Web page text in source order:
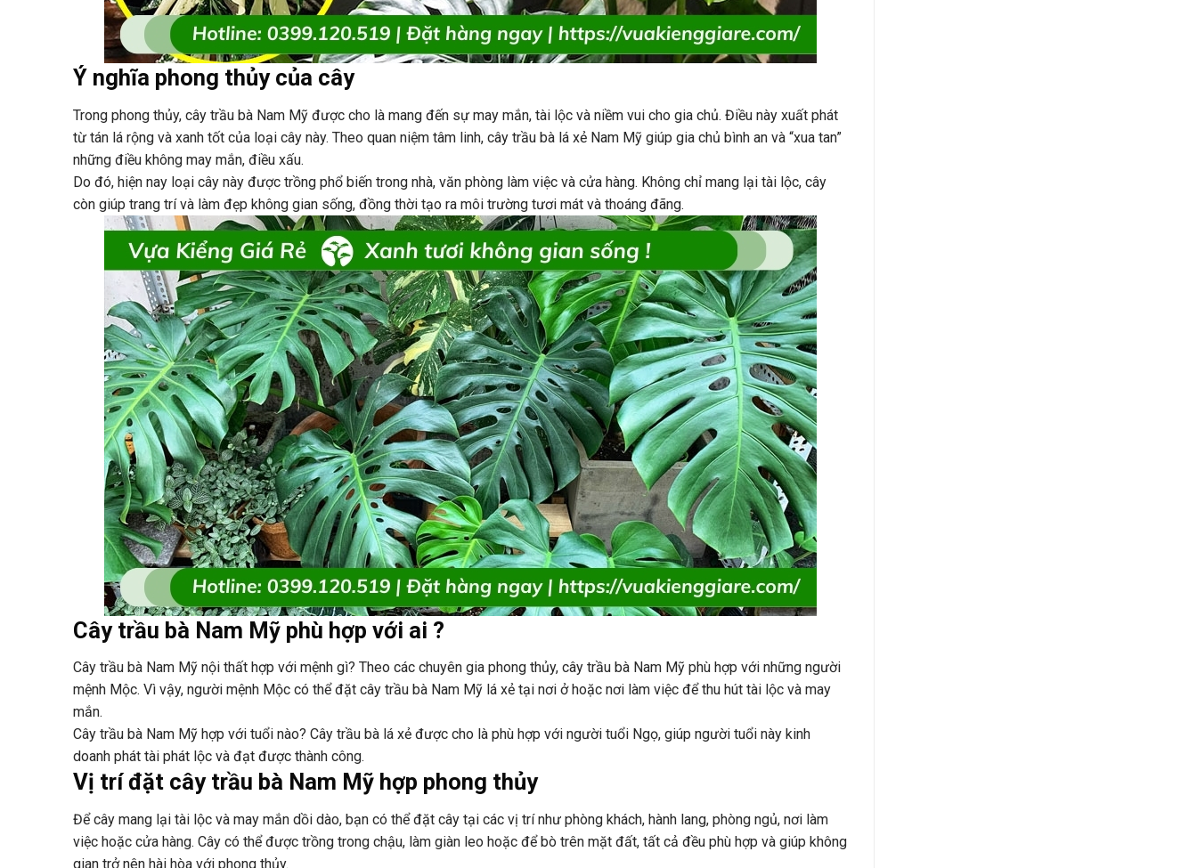
Ý nghĩa phong thủy của cây
Trong phong thủy, cây trầu bà Nam Mỹ được cho là mang đến sự may mắn, tài lộc và niềm vui cho gia chủ. Điều này xuất phát
từ tán lá rộng và xanh tốt của loại cây này. Theo quan niệm tâm linh, cây trầu bà lá xẻ Nam Mỹ giúp gia chủ bình an và “xua tan”
những điều không may mắn, điều xấu.
Do đó, hiện nay loại cây này được trồng phổ biến trong nhà, văn phòng làm việc và cửa hàng. Không chỉ mang lại tài lộc, cây
còn giúp trang trí và làm đẹp không gian sống, đồng thời tạo ra môi trường tươi mát và thoáng đãng.
Cây trầu bà Nam Mỹ phù hợp với ai ?
Cây trầu bà Nam Mỹ nội thất hợp với mệnh gì? Theo các chuyên gia phong thủy, cây trầu bà Nam Mỹ phù hợp với những người
mệnh Mộc. Vì vậy, người mệnh Mộc có thể đặt cây trầu bà Nam Mỹ lá xẻ tại nơi ở hoặc nơi làm việc để thu hút tài lộc và may
mắn.
Cây trầu bà Nam Mỹ hợp với tuổi nào? Cây trầu bà lá xẻ được cho là phù hợp với người tuổi Ngọ, giúp người tuổi này kinh
doanh phát tài phát lộc và đạt được thành công.
Vị trí đặt cây trầu bà Nam Mỹ hợp phong thủy
Để cây mang lại tài lộc và may mắn dồi dào, bạn có thể đặt cây tại các vị trí như phòng khách, hành lang, phòng ngủ, nơi làm
việc hoặc cửa hàng. Cây có thể được trồng trong chậu, làm giàn leo hoặc để bò trên mặt đất, tất cả đều phù hợp và giúp không
gian trở nên hài hòa với phong thủy.